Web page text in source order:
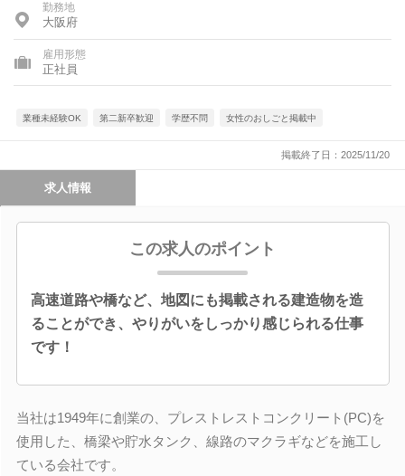
勤務地
大阪府
雇用形態
正社員
業種未経験OK 第二新卒歓迎 学歴不問 女性のおしごと掲載中
掲載終了日：2025/11/20
求人情報
この求人のポイント
高速道路や橋など、地図にも掲載される建造物を造
ることができ、やりがいをしっかり感じられる仕事
です！
当社は1949年に創業の、プレストレストコンクリート(PC)を
使用した、橋梁や貯水タンク、線路のマクラギなどを施工し
ている会社です。